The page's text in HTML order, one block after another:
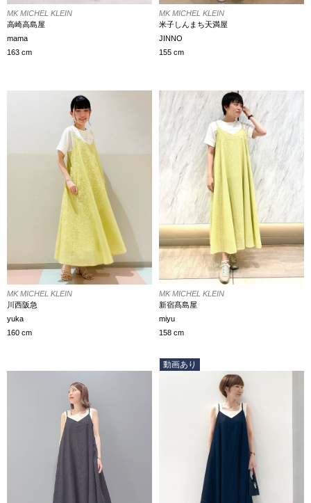
MK MICHEL KLEIN
高崎高島屋
mama
163 cm
MK MICHEL KLEIN
米子しんまち天満屋
JINNO
155 cm
MK MICHEL KLEIN
川西阪急
yuka
160 cm
MK MICHEL KLEIN
新宿髙島屋
miyu
158 cm
動画あり